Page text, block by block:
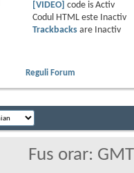
[VIDEO]
code is Activ
Codul HTML este
Inactiv
Trackbacksare
Inactiv
Reguli Forum
Fus orar: